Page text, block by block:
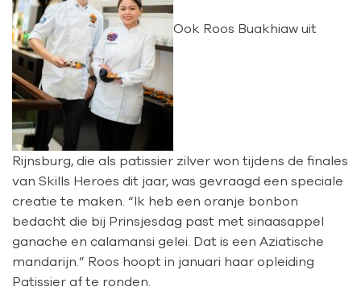
Ook Roos Buakhiaw uit
Rijnsburg, die als patissier zilver won tijdens de finales
van Skills Heroes dit jaar, was gevraagd een speciale
creatie te maken. “Ik heb een oranje bonbon
bedacht die bij Prinsjesdag past met sinaasappel
ganache en calamansi gelei. Dat is een Aziatische
mandarijn.” Roos hoopt in januari haar opleiding
Patissier af te ronden.